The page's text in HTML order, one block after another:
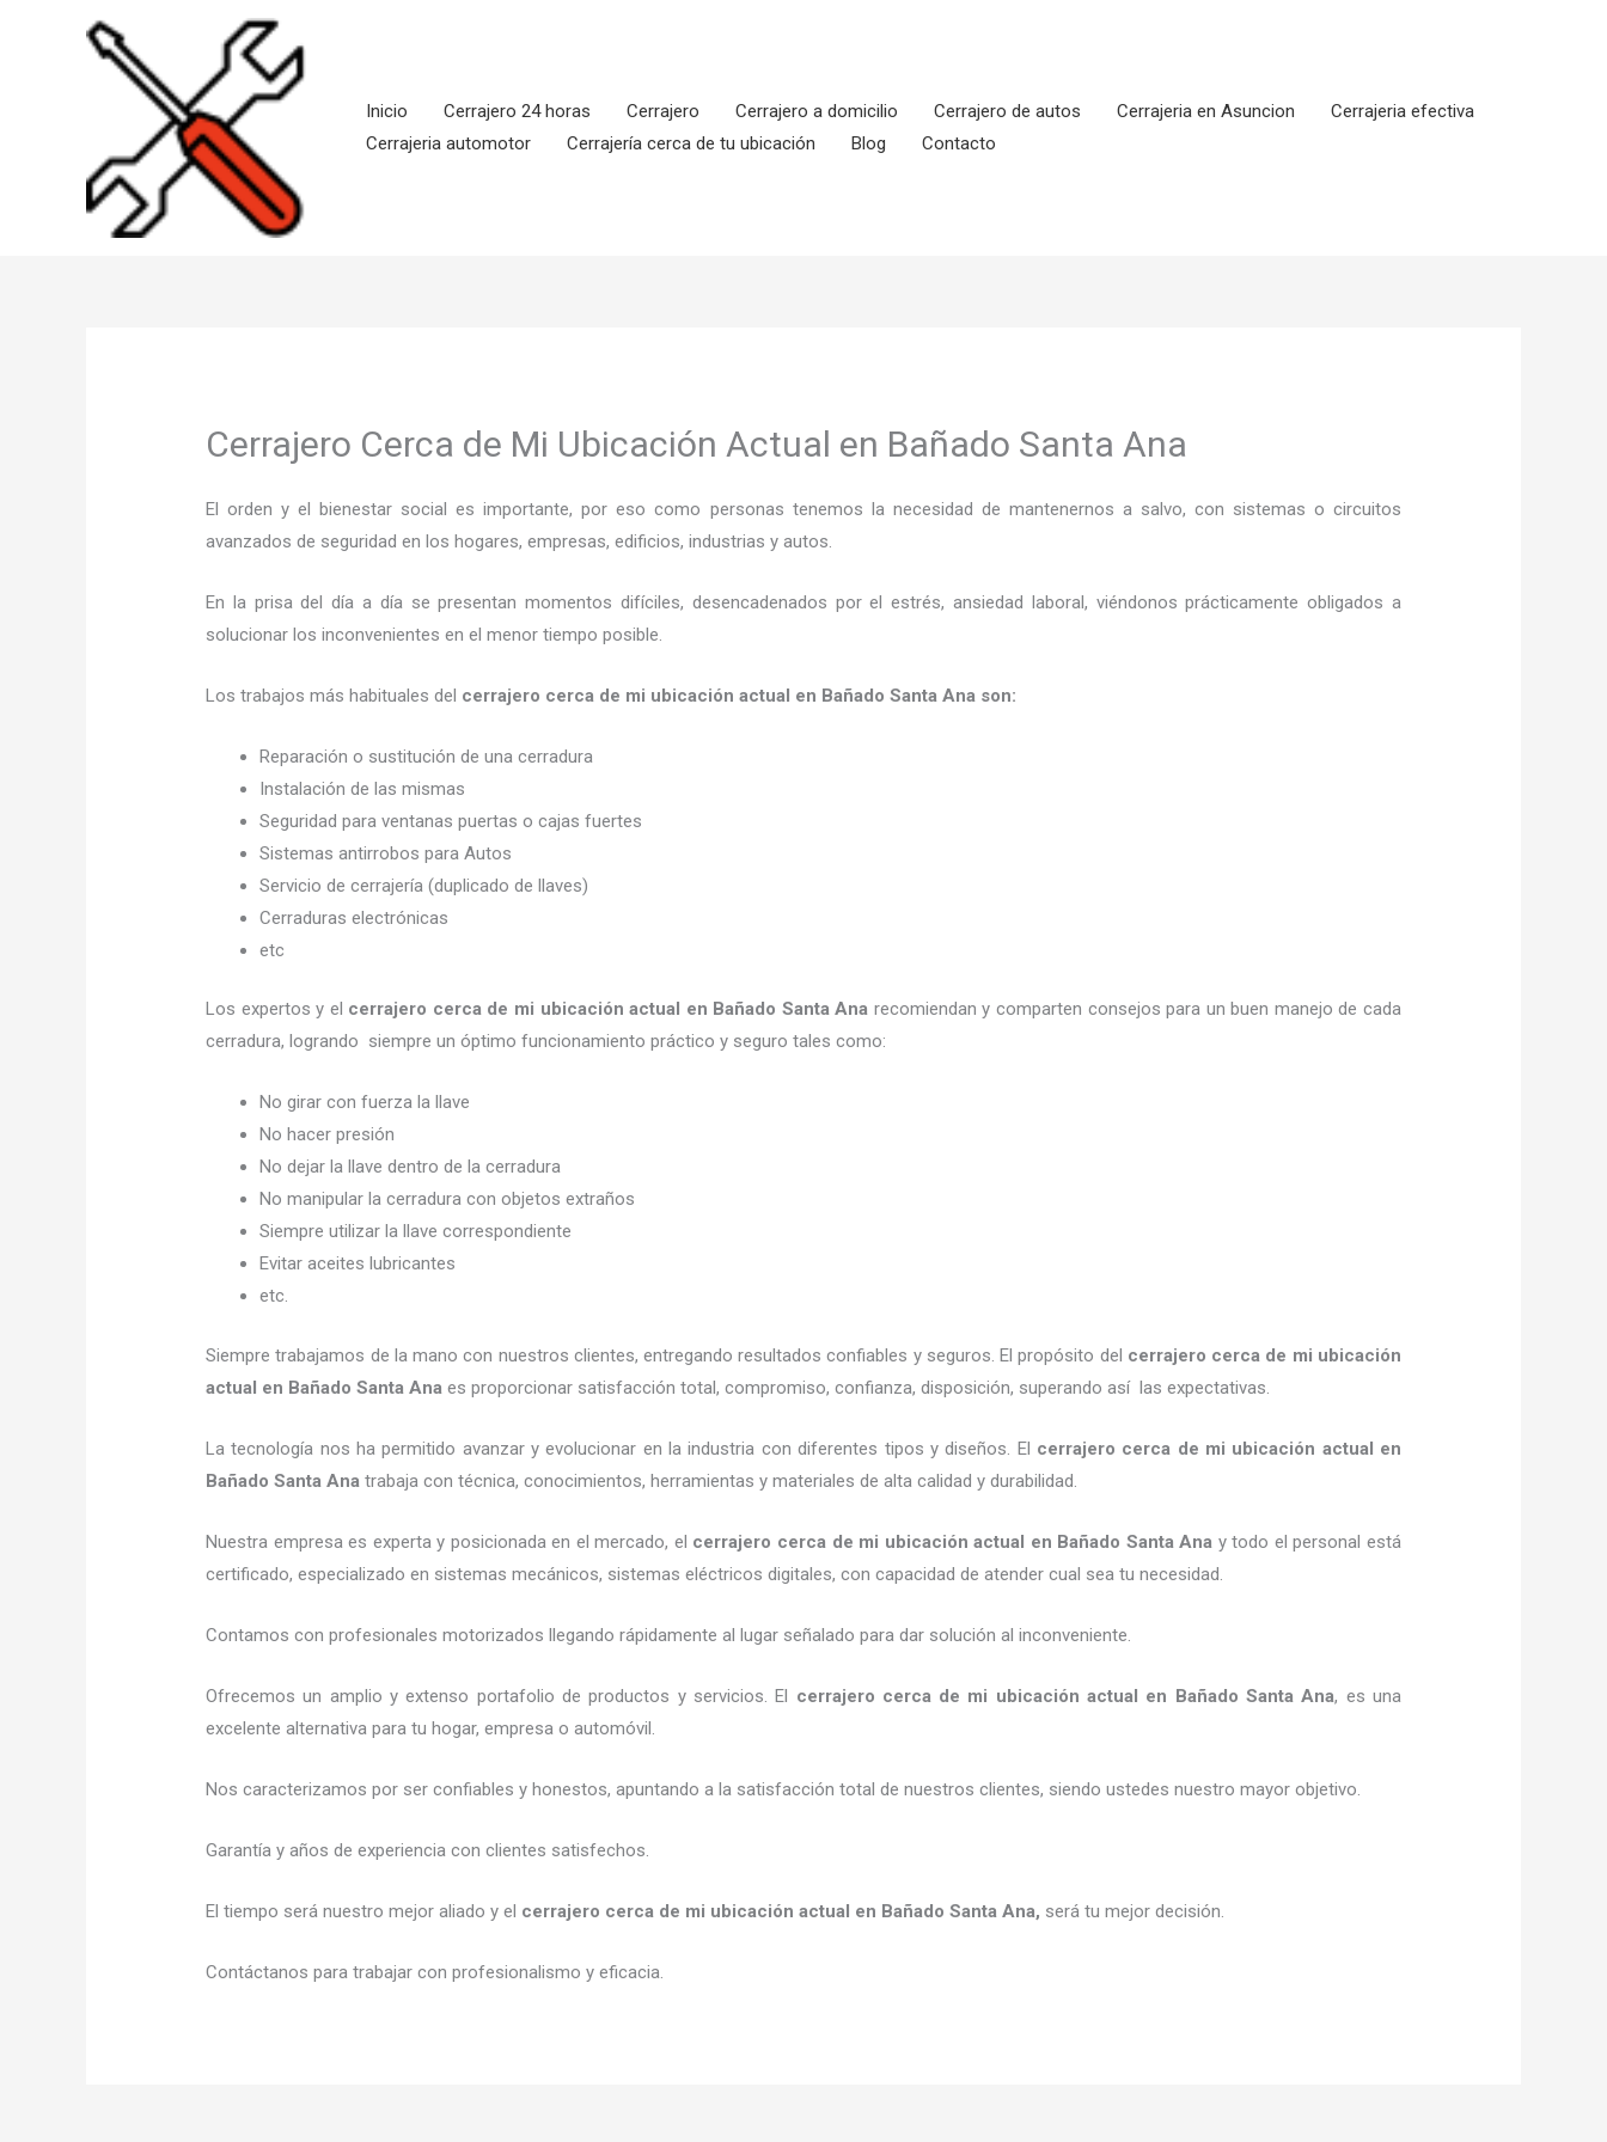
Inicio
Cerrajero 24 horas Cerrajero Cerrajero a domicilio Cerrajero de autos Cerrajeria en Asuncion
Cerrajeria efectiva
Cerrajeria automotor
Cerrajería cerca de tu ubicación Blog Contacto
Cerrajero Cerca de Mi Ubicación Actual en Bañado Santa Ana
El orden y el bienestar social es importante, por eso como personas tenemos la necesidad de mantenernos a salvo, con sistemas o circuitos
avanzados de seguridad en los hogares, empresas, edificios, industrias y autos.
En la prisa del día a día se presentan momentos difíciles, desencadenados por el estrés, ansiedad laboral, viéndonos prácticamente obligados a
solucionar los inconvenientes en el menor tiempo posible.
Los trabajos más habituales del cerrajero cerca de mi ubicación actual en Bañado Santa Ana son:
Reparación o sustitución de una cerradura
Instalación de las mismas
Seguridad para ventanas puertas o cajas fuertes
Sistemas antirrobos para Autos
Servicio de cerrajería (duplicado de llaves)
Cerraduras electrónicas
etc
Los expertos y el cerrajero cerca de mi ubicación actual en Bañado Santa Ana recomiendan y comparten consejos para un buen manejo de cada
cerradura, logrando siempre un óptimo funcionamiento práctico y seguro tales como:
No girar con fuerza la llave
No hacer presión
No dejar la llave dentro de la cerradura
No manipular la cerradura con objetos extraños
Siempre utilizar la llave correspondiente
Evitar aceites lubricantes
etc.
Siempre trabajamos de la mano con nuestros clientes, entregando resultados confiables y seguros. El propósito del cerrajero cerca de mi ubicación
actual en Bañado Santa Ana es proporcionar satisfacción total, compromiso, confianza, disposición, superando así las expectativas.
La tecnología nos ha permitido avanzar y evolucionar en la industria con diferentes tipos y diseños. El cerrajero cerca de mi ubicación actual en
Bañado Santa Ana trabaja con técnica, conocimientos, herramientas y materiales de alta calidad y durabilidad.
Nuestra empresa es experta y posicionada en el mercado, el cerrajero cerca de mi ubicación actual en Bañado Santa Ana y todo el personal está
certificado, especializado en sistemas mecánicos, sistemas eléctricos digitales, con capacidad de atender cual sea tu necesidad.
Contamos con profesionales motorizados llegando rápidamente al lugar señalado para dar solución al inconveniente.
Ofrecemos un amplio y extenso portafolio de productos y servicios. El cerrajero cerca de mi ubicación actual en Bañado Santa Ana, es una
excelente alternativa para tu hogar, empresa o automóvil.
Nos caracterizamos por ser confiables y honestos, apuntando a la satisfacción total de nuestros clientes, siendo ustedes nuestro mayor objetivo.
Garantía y años de experiencia con clientes satisfechos.
El tiempo será nuestro mejor aliado y el cerrajero cerca de mi ubicación actual en Bañado Santa Ana, será tu mejor decisión.
Contáctanos para trabajar con profesionalismo y eficacia.